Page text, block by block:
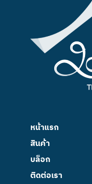
หน้าแรก
สินค้า
บล็อก
ติดต่อเรา